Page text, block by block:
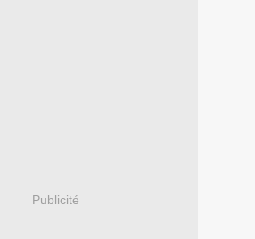
Publicité